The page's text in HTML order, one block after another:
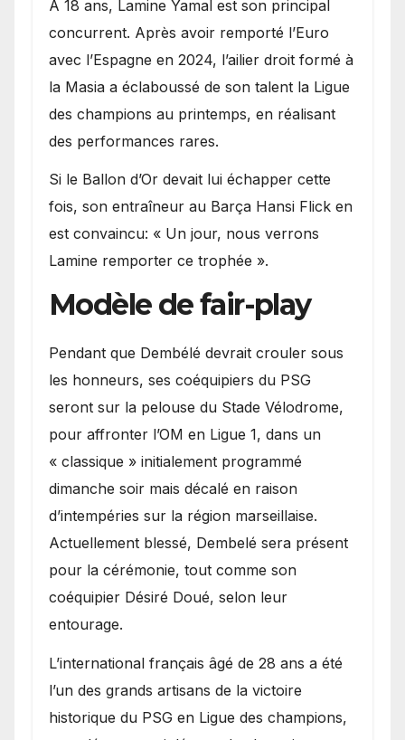
A 18 ans, Lamine Yamal est son principal
concurrent. Après avoir remporté l’Euro
avec l’Espagne en 2024, l’ailier droit formé à
la Masia a éclaboussé de son talent la Ligue
des champions au printemps, en réalisant
des performances rares.
Si le Ballon d’Or devait lui échapper cette
fois, son entraîneur au Barça Hansi Flick en
est convaincu: « Un jour, nous verrons
Lamine remporter ce trophée ».
Modèle de fair-play
Pendant que Dembélé devrait crouler sous
les honneurs, ses coéquipiers du PSG
seront sur la pelouse du Stade Vélodrome,
pour affronter l’OM en Ligue 1, dans un
« classique » initialement programmé
dimanche soir mais décalé en raison
d’intempéries sur la région marseillaise.
Actuellement blessé, Dembelé sera présent
pour la cérémonie, tout comme son
coéquipier Désiré Doué, selon leur
entourage.
L’international français âgé de 28 ans a été
l’un des grands artisans de la victoire
historique du PSG en Ligue des champions,